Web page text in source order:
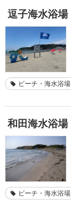
逗子海水浴場
ビーチ・海水浴場
和田海水浴場
ビーチ・海水浴場